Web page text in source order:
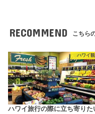
RECOMMEND こちら
ハワイ
ハワイ旅行の際に立ち寄りた